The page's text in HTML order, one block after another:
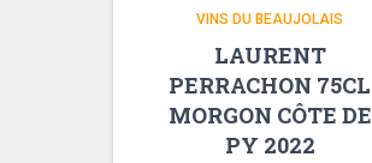
VINS DU BEAUJOLAIS
LAURENT
PERRACHON 75CL
MORGON CÔTE DE
PY 2022